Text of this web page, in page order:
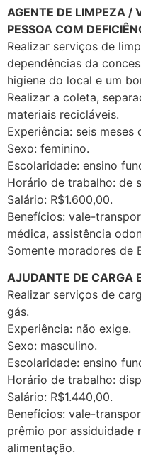
AGENTE DE LIMPEZA /
PESSOA COM
Realizar serviços de
dependências da
higiene do local e um
Realizar a coleta,
materiais recicláveis.
Experiência: seis
Sexo: feminino.
Escolaridade: ensino
Horário de trabalho: de
Salário: R$1.600,00.
Benefícios: vale-
médica, assistência
Somente moradores de
AJUDANTE DE CARGA
Realizar serviços de
gás.
Experiência: não exige.
Sexo: masculino.
Escolaridade: ensino
Horário de trabalho:
Salário: R$1.440,00.
Benefícios: vale-
prêmio por assiduidade
alimentação.